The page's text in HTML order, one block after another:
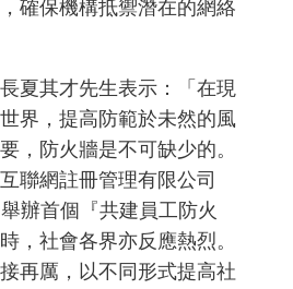
確保機構抵禦潛在的網絡
夏其才先生表示：「在現
界，提高防範於未然的風
，防火牆是不可缺少的。
聯網註冊管理有限公司
辦首個『共建員工防火
，社會各界亦反應熱烈。
再厲，以不同形式提高社